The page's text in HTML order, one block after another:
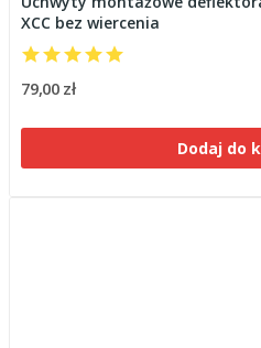
XCC bez wiercenia
79,00 zł
Dodaj do